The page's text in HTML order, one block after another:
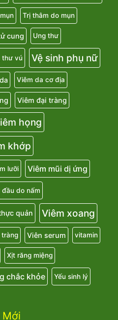
Trị thâm do mụn
cung Ung thư
thư vú Vệ sinh phụ nữ
Viêm da cơ địa
Viêm đại tràng
họng
khớp
lưỡi Viêm mũi dị ứng
đầu do nấm
quản Viêm xoang
Viên serum vitamin
Xịt răng miệng
chắc khỏe Yếu sinh lý
Mới